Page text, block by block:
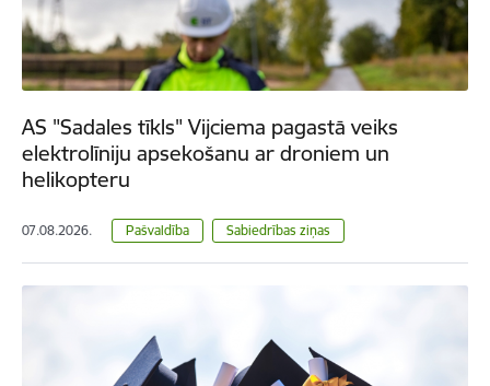
AS "Sadales tīkls" Vijciema pagastā veiks
elektrolīniju apsekošanu ar droniem un
helikopteru
07.08.2026. Pašvaldība Sabiedrības ziņas